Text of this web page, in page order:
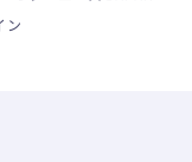
ン